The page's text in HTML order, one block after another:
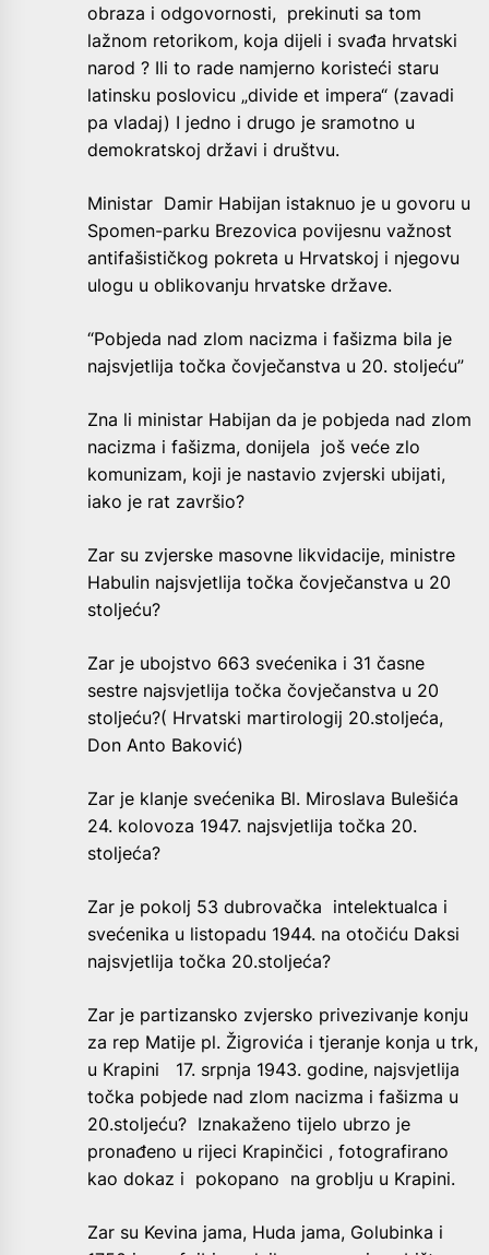
obraza i odgovornosti, prekinuti sa tom
lažnom retorikom, koja dijeli i svađa hrvatski
narod ? Ili to rade namjerno koristeći staru
latinsku poslovicu „divide et impera“ (zavadi
pa vladaj) I jedno i drugo je sramotno u
demokratskoj državi i društvu.
Ministar Damir Habijan istaknuo je u govoru u
Spomen-parku Brezovica povijesnu važnost
antifašističkog pokreta u Hrvatskoj i njegovu
ulogu u oblikovanju hrvatske države.
“Pobjeda nad zlom nacizma i fašizma bila je
najsvjetlija točka čovječanstva u 20. stoljeću”
Zna li ministar Habijan da je pobjeda nad zlom
nacizma i fašizma, donijela još veće zlo
komunizam, koji je nastavio zvjerski ubijati,
iako je rat završio?
Zar su zvjerske masovne likvidacije, ministre
Habulin najsvjetlija točka čovječanstva u 20
stoljeću?
Zar je ubojstvo 663 svećenika i 31 časne
sestre najsvjetlija točka čovječanstva u 20
stoljeću?( Hrvatski martirologij 20.stoljeća,
Don Anto Baković)
Zar je klanje svećenika Bl. Miroslava Bulešića
24. kolovoza 1947. najsvjetlija točka 20.
stoljeća?
Zar je pokolj 53 dubrovačka intelektualca i
svećenika u listopadu 1944. na otočiću Daksi
najsvjetlija točka 20.stoljeća?
Zar je partizansko zvjersko privezivanje konju
za rep Matije pl. Žigrovića i tjeranje konja u trk,
u Krapini 17. srpnja 1943. godine, najsvjetlija
točka pobjede nad zlom nacizma i fašizma u
20.stoljeću? Iznakaženo tijelo ubrzo je
pronađeno u rijeci Krapinčici , fotografirano
kao dokaz i pokopano na groblju u Krapini.
Zar su Kevina jama, Huda jama, Golubinka i